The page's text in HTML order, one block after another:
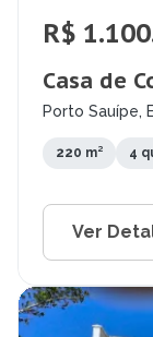
R$
Casa de
Porto Sauípe,
220 m² 4
Ver